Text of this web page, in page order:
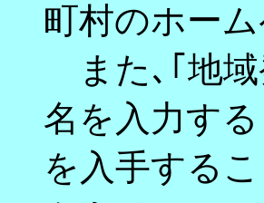
町村のホー
また､｢地域
名を入力す
を入手する